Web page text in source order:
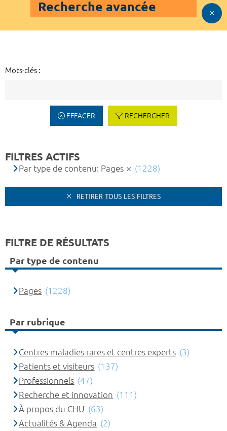
Recherche avancée
Mots-clés :
EFFACER RECHERCHER
FILTRES ACTIFS
Par type de contenu: Pages (1228)
RETIRER TOUS LES FILTRES
FILTRE DE RÉSULTATS
Par type de contenu
Pages (1228)
Par rubrique
Centres maladies rares et centres experts (3)
Patients et visiteurs (137)
Professionnels (47)
Recherche et innovation (111)
À propos du CHU (63)
Actualités & Agenda (2)